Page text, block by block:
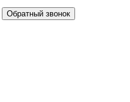
Обратный звонок